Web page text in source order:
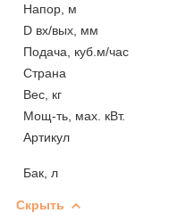
Напор, м
D вх/вых, мм
Подача, куб.м/час
Страна
Вес, кг
Мощ-ть, мax. кВт.
Артикул
Бак, л
Скрыть